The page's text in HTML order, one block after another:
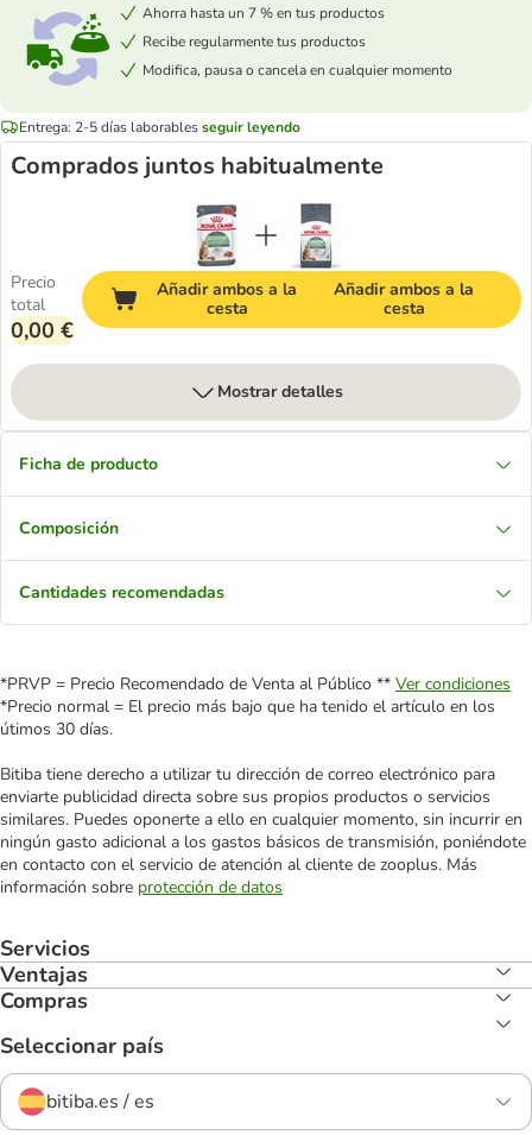
Ahorra hasta un 7 % en tus productos
Recibe regularmente tus productos
Modifica, pausa o cancela en cualquier momento
Entrega: 2-5 días laborablesseguir leyendo
Comprados juntos habitualmente
Precio
total
0,00 €
Añadir ambos a la
cesta
Añadir ambos a la
cesta
Mostrar detalles
Ficha de producto
Composición
Cantidades recomendadas
*PRVP = Precio Recomendado de Venta al Público ** Ver condiciones
*Precio normal = El precio más bajo que ha tenido el artículo en los
útimos 30 días.
Bitiba tiene derecho a utilizar tu dirección de correo electrónico para
enviarte publicidad directa sobre sus propios productos o servicios
similares. Puedes oponerte a ello en cualquier momento, sin incurrir en
ningún gasto adicional a los gastos básicos de transmisión, poniéndote
en contacto con el servicio de atención al cliente de zooplus. Más
información sobre protección de datos
Servicios
Ventajas
Compras
Seleccionar país
bitiba.es / es